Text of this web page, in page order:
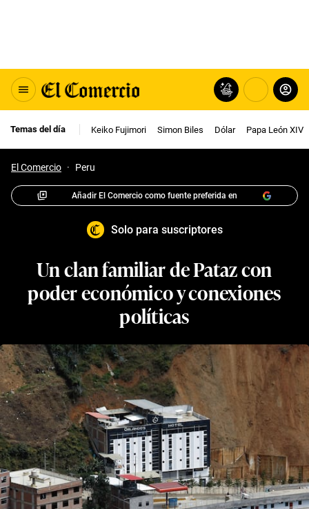
Temas del día Keiko Fujimori Simon Biles Dólar Papa León XIV
El Comercio · Peru
Añadir El Comercio como fuente preferida en
Solo para suscriptores
Un clan familiar de Pataz con
poder económico y conexiones
políticas